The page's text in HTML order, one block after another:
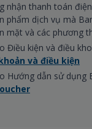
nhận thanh toán
phẩm dịch vụ mà
mặt và các phương
Điều kiện và điều
và điều kiện
Hướng dẫn sử dụng